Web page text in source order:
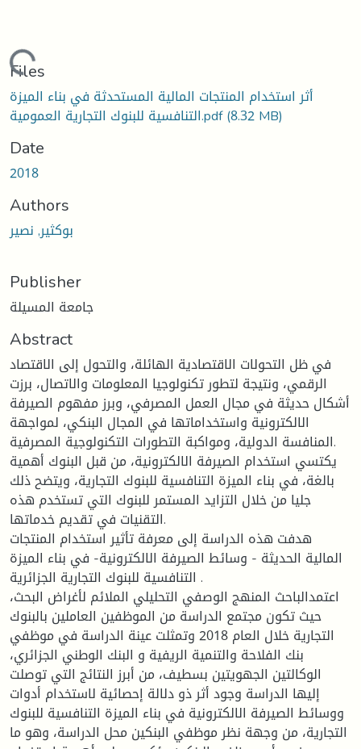
Loading...
Files
أثر استخدام المنتجات المالية المستحدثة في بناء الميزة
التنافسية للبنوك التجارية العمومية.pdf(8.32 MB)
Date
2018
Authors
بوكثير, نصير
Publisher
جامعة المسيلة
Abstract
في ظل التحولات الاقتصادية الهائلة، والتحول إلى الاقتصاد
الرقمي، ونتيجة لتطور تكنولوجيا المعلومات والاتصال، برزت
أشكال حديثة في مجال العمل المصرفي، وبرز مفهوم الصيرفة
الالكترونية واستخداماتها في المجال البنكي، لمواجهة
المنافسة الدولية، ومواكبة التطورات التكنولوجية المصرفية.
يكتسي استخدام الصيرفة الالكترونية، من قبل البنوك أهمية
بالغة، في بناء الميزة التنافسية للبنوك التجارية، ويتضح ذلك
جليا من خلال التزايد المستمر للبنوك التي تستخدم هذه
التقنيات في تقديم خدماتها.
هدفت هذه الدراسة إلى معرفة تأثير استخدام المنتجات
المالية الحديثة - وسائط الصيرفة الالكترونية- في بناء الميزة
التنافسية للبنوك التجارية الجزائرية .
اعتمدالباحث المنهج الوصفي التحليلي الملائم لأغراض البحث،
حيث تكون مجتمع الدراسة من الموظفين العاملين بالبنوك
التجارية خلال العام 2018 وتمثلت عينة الدراسة في موظفي
بنك الفلاحة والتنمية الريفية و البنك الوطني الجزائري،
الوكالتين الجهويتين بسطيف، من أبرز النتائج التي توصلت
إليها الدراسة وجود أثر ذو دلالة إحصائية لاستخدام أدوات
ووسائط الصيرفة الالكترونية في بناء الميزة التنافسية للبنوك
التجارية، من وجهة نظر موظفي البنكين محل الدراسة، وهو ما